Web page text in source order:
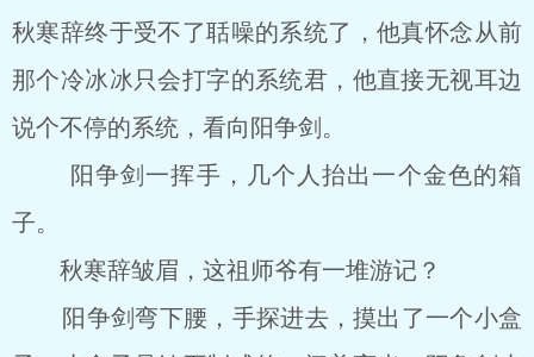
秋寒辞终于受不了聒噪的系统了，他真怀念从前
那个冷冰冰只会打字的系统君，他直接无视耳边
说个不停的系统，看向阳争剑。
阳争剑一挥手，几个人抬出一个金色的箱
子。
秋寒辞皱眉，这祖师爷有一堆游记？
阳争剑弯下腰，手探进去，摸出了一个小盒